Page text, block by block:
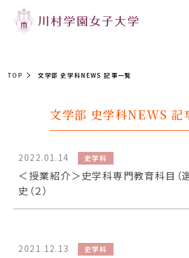
TOP 文学部 史学科NEWS 記事一覧
文学部 史学科NEWS 記
2022.01.14 史学科
＜授業紹介＞史学科専門教育科目（
史（２）
2021.12.13 史学科